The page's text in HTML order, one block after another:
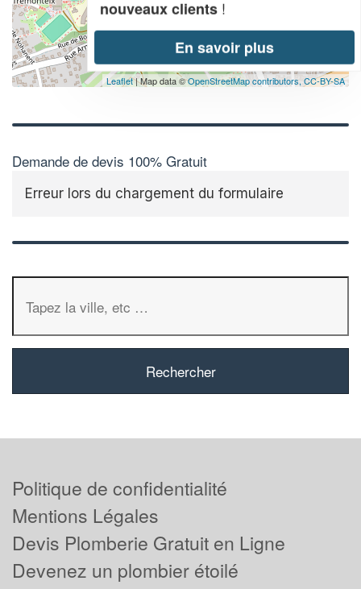
Leaflet| Map data ©OpenStreetMap contributors, CC-BY-SA
Demande de devis 100% Gratuit
Erreur lors du chargement du formulaire
nouveaux clients !
En savoir plus
Politique de confidentialité
Mentions Légales
Devis Plomberie Gratuit en Ligne
Devenez un plombier étoilé